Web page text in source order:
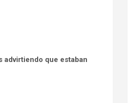
advirtiendo que estaban